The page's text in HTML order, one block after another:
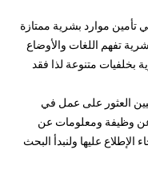
تأمين موارد بشرية ممتازة
تفهم اللغات والأوضاع
بخلفيات متنوعة لذا فقد
العثور على عمل في
عن وظيفة ومعلومات عن
الإطلاع عليها ولنبدأ البحث